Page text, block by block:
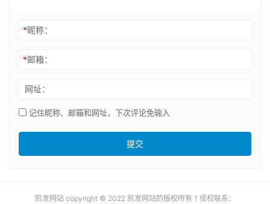
*昵称：
*邮箱：
网址：
记住昵称、邮箱和网址，下次评论免输入
提交
凯发网站 copyright © 2022 凯发网站的版权所有 1 侵权联系：